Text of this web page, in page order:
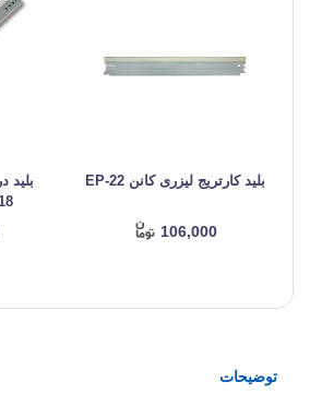
بلید کارتریج لیزری کانن EP-22
106,000
بلید
توضیحات